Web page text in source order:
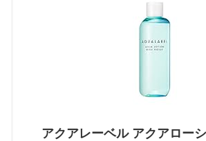
アクアレーベル アクアロー